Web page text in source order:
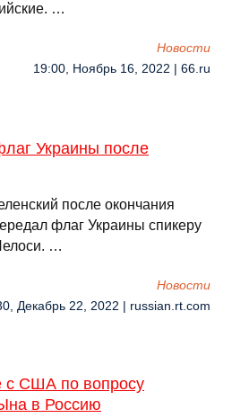
…
Новости
19:00, Ноябрь 16, 2022 | 66.ru
Украины после
после окончания
флаг Украины спикеру
…
Новости
Декабрь 22, 2022 | russian.rt.com
с США по вопросу
в Россию